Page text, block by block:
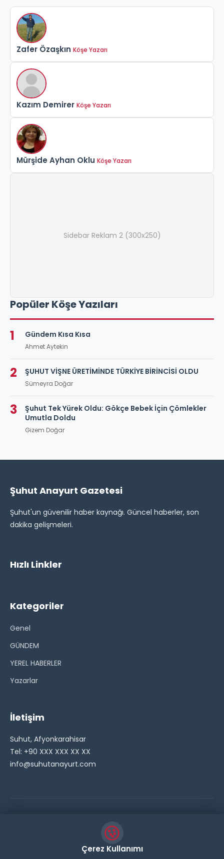
Zafer Özaşkın Köşe Yazarı
Kazım Demirer Köşe Yazarı
Mürşide Ayhan Oklu Köşe Yazarı
Sidebar Reklam 2 (300x250)
Popüler Köşe Yazıları
1 Gündem Kısa Kısa
Ahmet Aytekin
2 ŞUHUT VİŞNE ÜRETİMİNDE TÜRKİYE BİRİNCİSİ OLDU
Sümeyra Doğar
3
Şuhut Tek Yürek Oldu: Gökçe Bebek İçin Çömlekler
Umutla Doldu
Gizem Doğar
Şuhut Anayurt Gazetesi
Şuhut'un güvenilir haber kaynağı. Güncel haberler, son
dakika gelişmeleri.
Hızlı Linkler
Kategoriler
Genel
GÜNDEM
YEREL HABERLER
Yazarlar
İletişim
Suhut, Afyonkarahisar
Tel: +90 XXX XXX XX XX
info@suhutanayurt.com
Çerez Kullanımı
// Side Widget Resim Fix (Dosya önbelleğini aşmak için